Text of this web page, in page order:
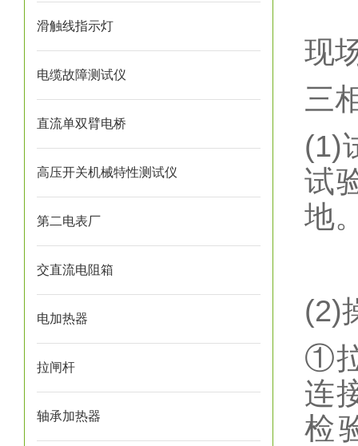
滑触线指示灯
电缆故障测试仪
直流单双臂电桥
高压开关机械特性测试仪
第二电表厂
交直流电阻箱
电加热器
拉闸杆
轴承加热器
现
三
(1)
试
地
(2)
①
连
检